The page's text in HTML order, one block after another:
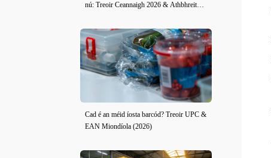
nú: Treoir Ceannaigh 2026 & Athbhreithni
Cad é an méid íosta barcód? Treoir UPC &
EAN Miondíola (2026)